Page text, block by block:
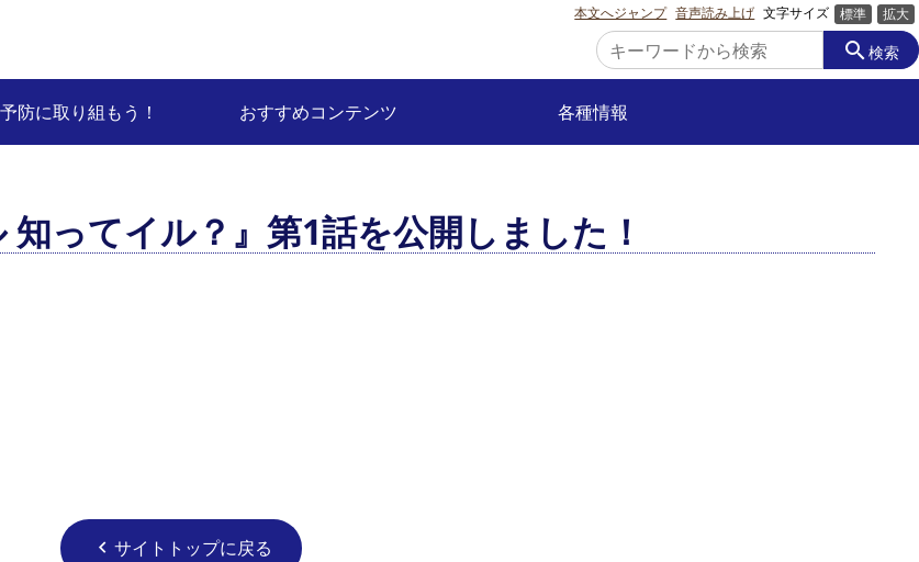
本文へジャンプ 音声読み上げ 文字サイズ 標準 拡大
search検索
防に取り組もう！ おすすめコンテンツ 各種情報
ってイル？』第1話を公開しました！
chevron_left サイトトップに戻る